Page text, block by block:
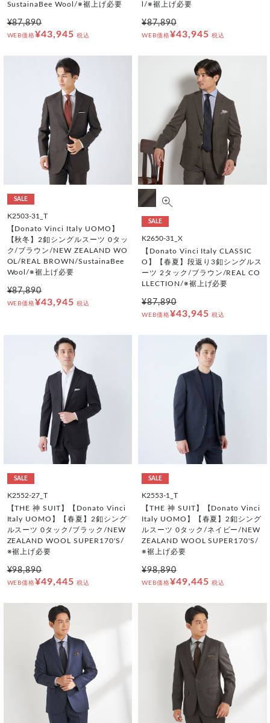
SustainaBee Wool/※裾上げ必要
¥87,890
WEB価格¥43,945 税込
l/※裾上げ必要
¥87,890
WEB価格¥43,945 税込
SALE
K2503-31_T
【Donato Vinci Italy UOMO】
【秋冬】2釦シングルスーツ 0タッ
ク/ブラウン/NEW ZEALAND WO
OL/REAL BROWN/SustainaBee
Wool/※裾上げ必要
¥87,890
WEB価格¥43,945 税込
SALE
K2650-31_X
【Donato Vinci Italy CLASSIC
O】【春夏】段返り3釦シングルス
ーツ 2タック/ブラウン/REAL CO
LLECTION/※裾上げ必要
¥87,890
WEB価格¥43,945 税込
SALE
K2552-27_T
【THE 神 SUIT】【Donato Vinci
Italy UOMO】【春夏】2釦シング
ルスーツ 0タック/ブラック/NEW
ZEALAND WOOL SUPER170'S/
※裾上げ必要
¥98,890
WEB価格¥49,445 税込
SALE
K2553-1_T
【THE 神 SUIT】【Donato Vinci
Italy UOMO】【春夏】2釦シング
ルスーツ 0タック/ネイビー/NEW
ZEALAND WOOL SUPER170'S/
※裾上げ必要
¥98,890
WEB価格¥49,445 税込